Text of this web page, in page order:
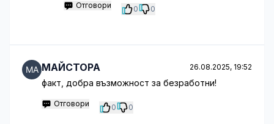
Отговори 0 0
МАЙСТОРА 26.08.2025, 19:52
факт, добра възможност за безработни!
Отговори 0 0